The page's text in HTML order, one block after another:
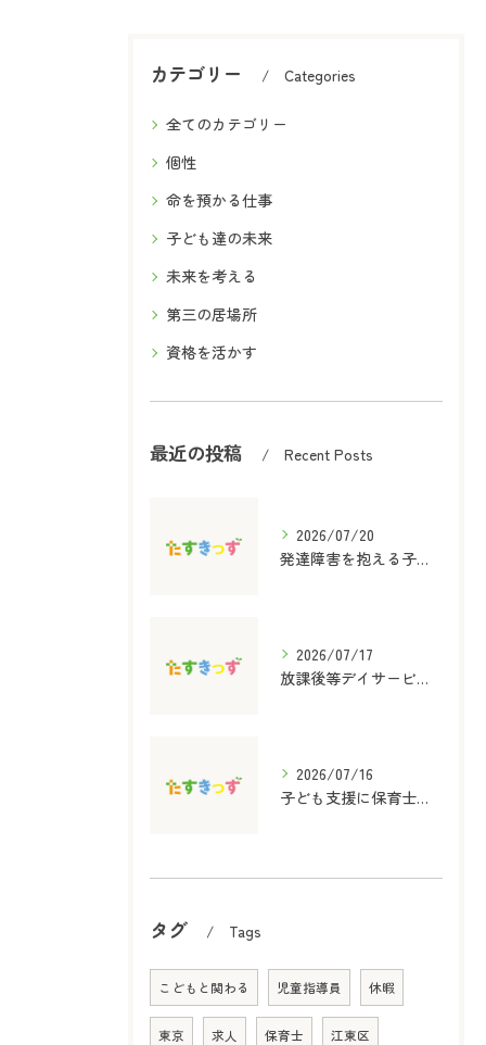
カテゴリー Categories
全てのカテゴリー
個性
命を預かる仕事
子ども達の未来
未来を考える
第三の居場所
資格を活かす
最近の投稿 Recent Posts
2026/07/20
発達障害を抱える子どものための保育士と放課後等デイサービス児童指導員資格取得ガイド
2026/07/17
放課後等デイサービス支援の内容と選び方をわかりやすく解説
2026/07/16
子ども支援に保育士資格を活かす放課後等デイサービスの役割と実践ポイント
タグ Tags
こどもと関わる 児童指導員 休暇
東京 求人 保育士 江東区